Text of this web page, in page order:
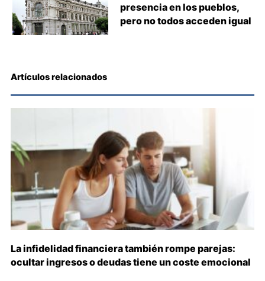
presencia en los pueblos,
pero no todos acceden igual
Artículos relacionados
La infidelidad financiera también rompe parejas:
ocultar ingresos o deudas tiene un coste emocional